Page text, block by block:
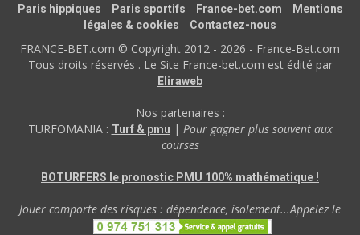
Paris hippiques - Paris sportifs - France-bet.com - Mentions
légales & cookies - Contactez-nous
FRANCE-BET.com © Copyright 2012 - 2026 - France-Bet.com
Tous droits réservés . Le Site France-bet.com est édité par
Eliraweb
Nos partenaires :
TURFOMANIA : Turf & pmu | Pour gagner plus souvent aux
courses
BOTURFERS le pronostic PMU 100% mathématique !
Jouer comporte des risques : dépendence, isolement...Appelez le